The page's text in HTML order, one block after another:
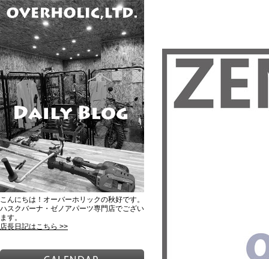
こんにちは！オーバーホリックの秋好です。
ハスクバーナ・ゼノアパーツ専門店でござい
ます。
店長日記はこちら >>